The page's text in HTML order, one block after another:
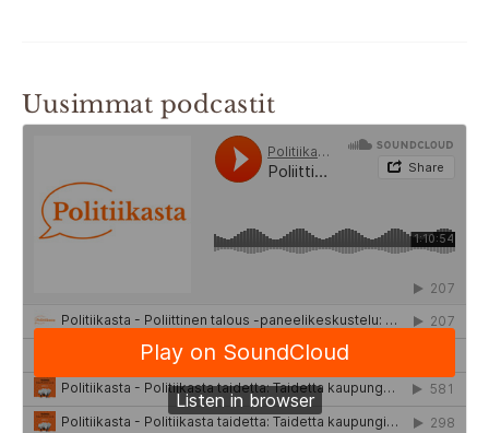
Uusimmat podcastit